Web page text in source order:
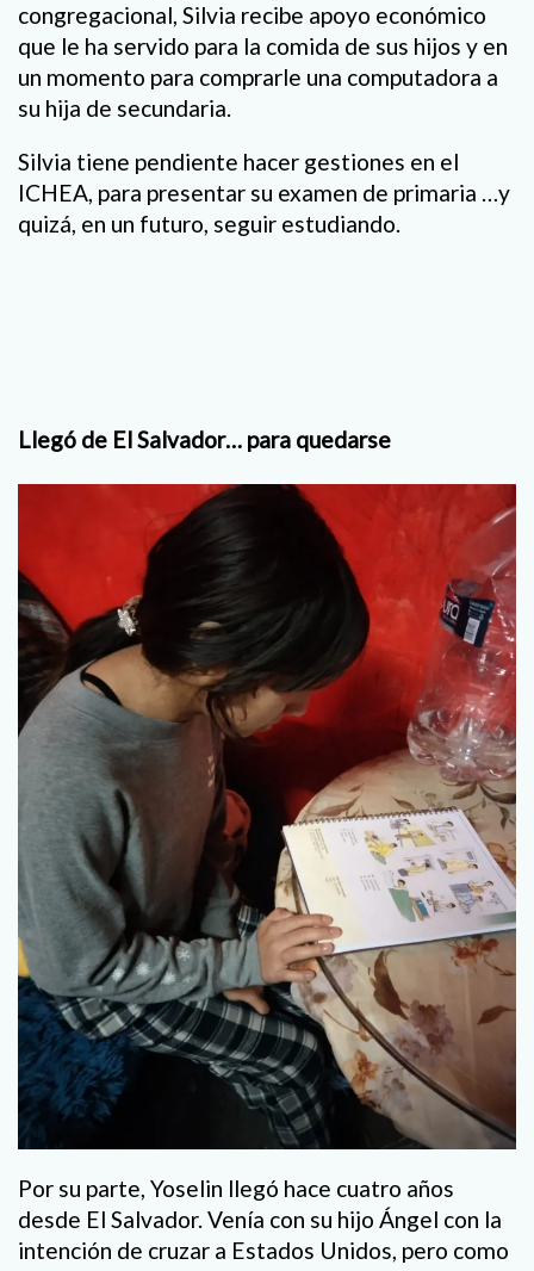
congregacional, Silvia recibe apoyo económico
que le ha servido para la comida de sus hijos y en
un momento para comprarle una computadora a
su hija de secundaria.
Silvia tiene pendiente hacer gestiones en el
ICHEA, para presentar su examen de primaria …y
quizá, en un futuro, seguir estudiando.
Llegó de El Salvador… para quedarse
Por su parte, Yoselin llegó hace cuatro años
desde El Salvador. Venía con su hijo Ángel con la
intención de cruzar a Estados Unidos, pero como